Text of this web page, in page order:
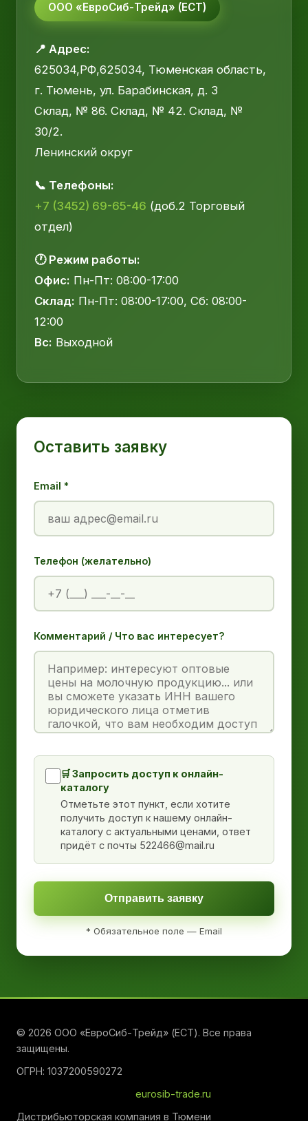
ООО «ЕвроСиб-Трейд» (ЕСТ)
📍 Адрес:
625034,РФ,625034, Тюменская область,
г. Тюмень, ул. Барабинская, д. 3
Склад, № 86. Склад, № 42. Склад, №
30/2.
Ленинский округ
📞 Телефоны:
+7 (3452) 69-65-46 (доб.2 Торговый
отдел)
🕐 Режим работы:
Офис: Пн-Пт: 08:00-17:00
Склад: Пн-Пт: 08:00-17:00, Сб: 08:00-
12:00
Вс: Выходной
Оставить заявку
Email *
Телефон (желательно)
Комментарий / Что вас интересует?
🛒 Запросить доступ к онлайн-
каталогу
Отметьте этот пункт, если хотите
получить доступ к нашему онлайн-
каталогу с актуальными ценами, ответ
придёт с почты 522466@mail.ru
Отправить заявку
* Обязательное поле — Email
© 2026 ООО «ЕвроСиб-Трейд» (ЕСТ). Все права
защищены.
ОГРН: 1037200590272
eurosib-trade.ru
Дистрибьюторская компания в Тюмени